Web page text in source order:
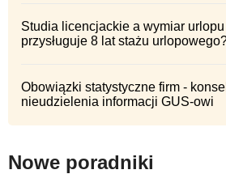
Studia licencjackie a wymiar
przysługuje 8 lat stażu
Obowiązki statystyczne firm -
nieudzielenia informacji GUS-owi
Nowe poradniki